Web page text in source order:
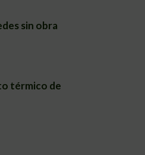
sin obra
térmico de